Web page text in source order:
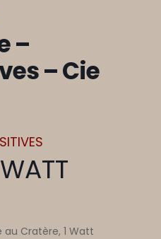
–
– Cie
Cratère, 1 Watt